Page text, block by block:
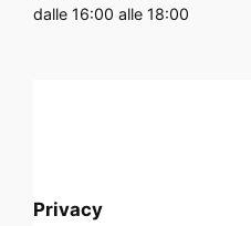
dalle 16:00 alle 18:00
Privacy